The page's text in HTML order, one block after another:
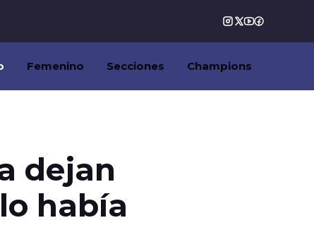
Femenino Secciones Champions
dejan
había